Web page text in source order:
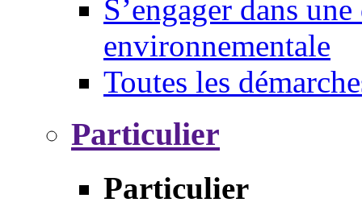
S’engager dans
environnementale
Toutes les
Particulier
Particulier